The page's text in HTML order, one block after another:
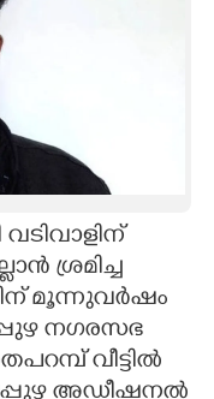
ശ്രമിച്ച
മൂന്നുവർഷം
നഗരസഭ
വീട്ടിൽ